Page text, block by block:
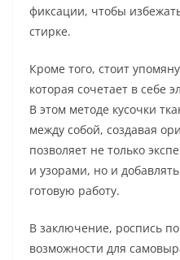
фиксации, чтобы
стирке.
Кроме того, стоит
которая сочетает в себе
В этом методе кусочки
между собой, создавая
позволяет не только
и узорами, но и
готовую работу.
В заключение, роспись
возможности для